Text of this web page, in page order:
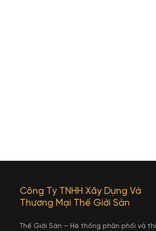
Công Ty TNHH Xây Dựng Và
Thương Mại Thế Giới Sàn
Thế Giới Sàn – Hệ thống phân phối và thi